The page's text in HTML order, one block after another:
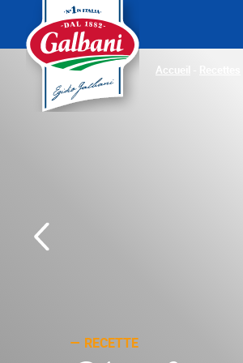
RECETTE
Accueil